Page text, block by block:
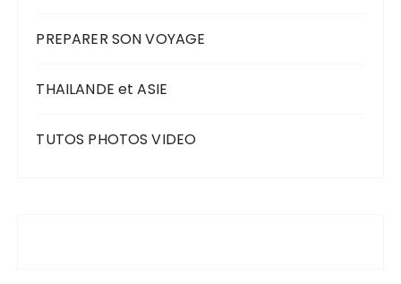
PREPARER SON VOYAGE
THAILANDE et ASIE
TUTOS PHOTOS VIDEO